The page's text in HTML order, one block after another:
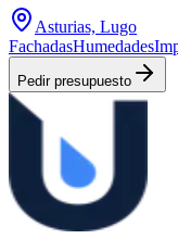
Asturias, Lugo
FachadasHumedades
Pedir presupuesto